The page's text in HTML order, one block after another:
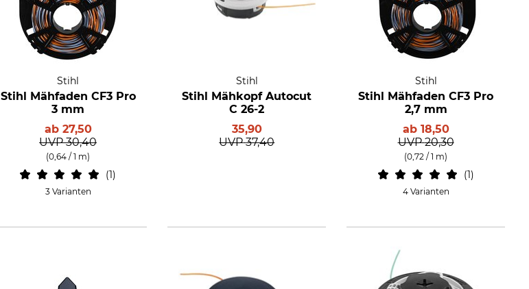
Stihl
Stihl Mähfaden CF3 Pro
3 mm
ab 27,50
UVP 30,40
(0,64 / 1 m)
1
3 Varianten
Stihl
Stihl Mähkopf Autocut
C 26-2
35,90
UVP 37,40
Stihl
Stihl Mähfaden CF3 Pro
2,7 mm
ab 18,50
UVP 20,30
(0,72 / 1 m)
1
4 Varianten